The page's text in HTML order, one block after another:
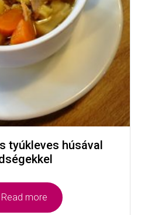
tyúkleves húsával
Read more